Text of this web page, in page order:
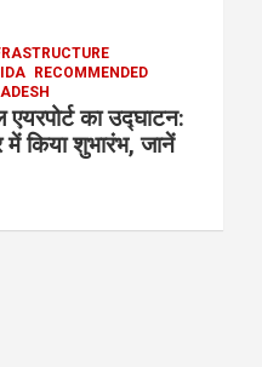
RECOMMENDED
का उद्घाटन:
में किया शुभारंभ, जानें